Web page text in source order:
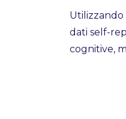
dati self-
cognitive,